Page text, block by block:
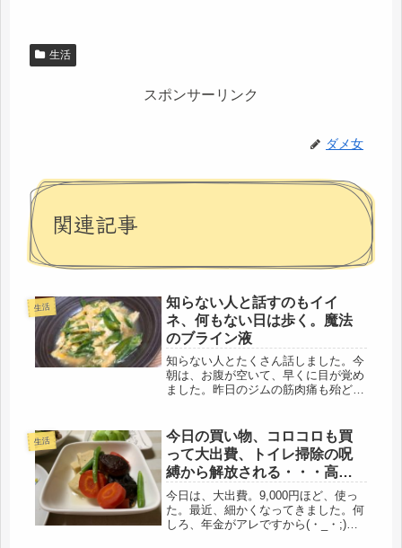
生活
スポンサーリンク
ダメ女
関連記事
生活
知らない人と話すのもイイ
ネ、何もない日は歩く。魔法
のブライン液
知らない人とたくさん話しました。今
朝は、お腹が空いて、早くに目が覚め
ました。昨日のジムの筋肉痛も殆ど無
は、久しぶりに、遠いスーパーまで買
い出しに行き、その後、スポーツクラ
ブに...
生活
今日の買い物、コロコロも買
って大出費、トイレ掃除の呪
縛から解放される・・・高野
豆腐・ミネストローネ・プル
コギごはん
今日は、大出費。9,000円ほど、使っ
た。最近、細かくなってきました。何
しろ、年金がアレですから(・_・;)今